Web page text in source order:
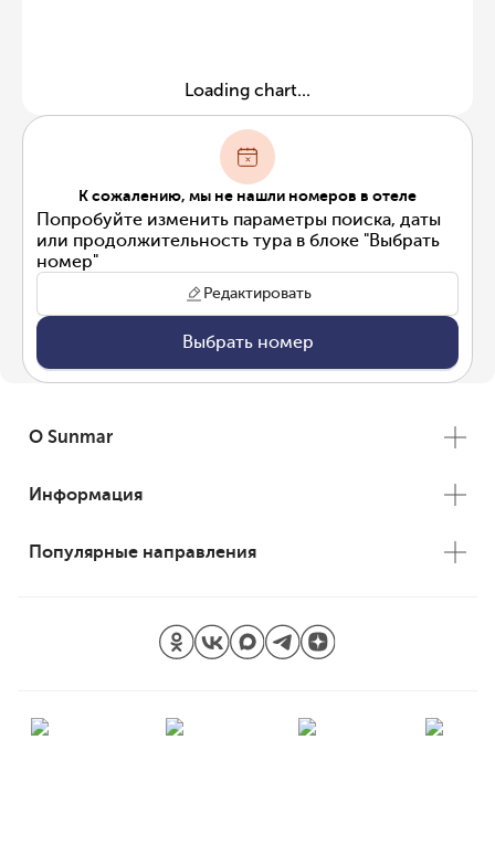
Loading chart...
К сожалению, мы не нашли номеров в отеле
Попробуйте изменить параметры поиска, даты
или продолжительность тура в блоке "Выбрать
номер"
Редактировать
Выбрать номер
О Sunmar
Информация
Популярные направления